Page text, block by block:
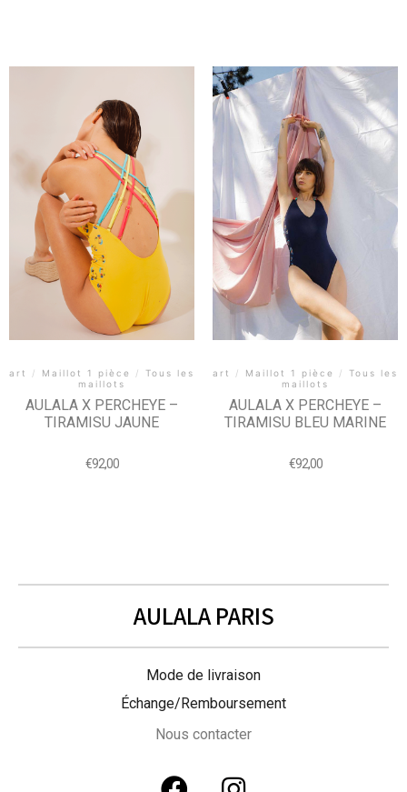
art / Maillot 1 pièce /
Tous les
maillots
AULALA X PERCHEYE –
TIRAMISU JAUNE
€92,00
art / Maillot 1 pièce /
Tous les
maillots
AULALA X PERCHEYE –
TIRAMISU BLEU MARINE
€92,00
AULALA PARIS
Mode de livraison
Échange/Remboursement
Nous contacter